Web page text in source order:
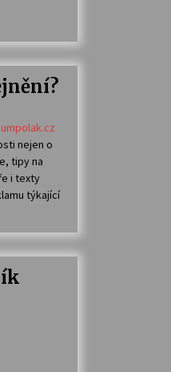
nejen o
tipy na
i texty
týkající